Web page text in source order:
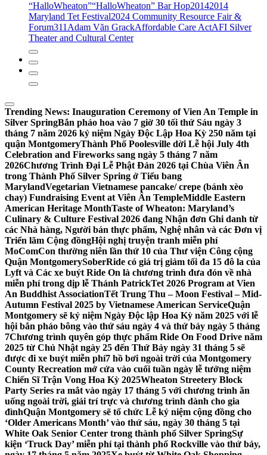
“HalloWheaton”“HalloWheaton” Bar Hop20142014
Maryland Tet Festival2024 Community Resource Fair &
Forum311 Adam Văn GrackAffordable Care ActAFI Silver
Theater and Cultural Center
Trending News: Inauguration Ceremony of Vien An Temple in
Silver SpringBắn pháo hoa vào 7 giờ 30 tối thứ Sáu ngày 3
tháng 7 năm 2026 kỷ niệm Ngày Độc Lập Hoa Kỳ 250 năm tại
quận MontgomeryThành Phố Poolesville dời Lễ hội July 4th
Celebration and Fireworks sang ngày 5 tháng 7 năm
2026Chương Trình Đại Lễ Phật Đản 2026 tại Chùa Viên Ân
trong Thành Phố Silver Spring ở Tiểu bang
MarylandVegetarian Vietnamese pancake/ crepe (bánh xèo
chay) Fundraising Event at Viên Ân TempleMiddle Eastern
American Heritage MonthTaste of Wheaton: Maryland’s
Culinary & Culture Festival 2026 đang Nhận đơn Ghi danh từ
các Nhà hàng, Người bán thực phẩm, Nghệ nhân và các Đơn vị
Triển lãm Cộng đồngHội nghị truyện tranh miễn phí
MoComCon thường niên lần thứ 10 của Thư viện Công cộng
Quận MontgomerySoberRide có giá trị giảm tối đa 15 đô la của
Lyft và Các xe buýt Ride On là chương trình đưa đón về nhà
miễn phí trong dịp lễ Thánh PatrickTet 2026 Program at Vien
An Buddhist AssociationTết Trung Thu – Moon Festival – Mid-
Autumn Festival 2025 by Vietnamese American ServiceQuận
Montgomery sẽ kỷ niệm Ngày Độc lập Hoa Kỳ năm 2025 với lễ
hội bắn pháo bông vào thứ sáu ngày 4 và thứ bảy ngày 5 tháng
7Chương trình quyên góp thực phẩm Ride On Food Drive năm
2025 từ Chủ Nhật ngày 25 đến Thứ Bảy ngày 31 tháng 5 sẽ
được đi xe buýt miễn phí7 hồ bơi ngoài trời của Montgomery
County Recreation mở cửa vào cuối tuần ngày lễ tưởng niệm
Chiến Sĩ Trận Vong Hoa Kỳ 2025Wheaton Streetery Block
Party Series ra mắt vào ngày 17 tháng 5 với chương trình ăn
uống ngoài trời, giải trí trực và chương trình dành cho gia
đìnhQuận Montgomery sẽ tổ chức Lễ kỷ niệm cộng đồng cho
‘Older Americans Month’ vào thứ sáu, ngày 30 tháng 5 tại
White Oak Senior Center trong thành phố Silver SpringSự
kiện ‘Truck Day’ miễn phí tại thành phố Rockville vào thứ bảy,